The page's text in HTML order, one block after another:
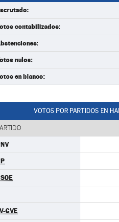
contabilizados:
nulos:
en blanco:
VOTOS POR PARTIDOS EN
GVE